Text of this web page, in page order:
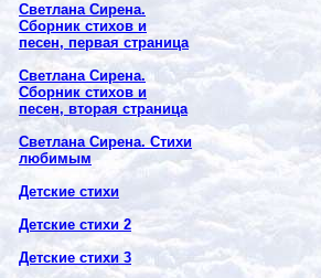
Светлана Сирена.
Сборник стихов и
песен, первая страница
Светлана Сирена.
Сборник стихов и
песен, вторая страница
Светлана Сирена. Стихи
любимым
Детские стихи
Детские стихи 2
Детские стихи 3